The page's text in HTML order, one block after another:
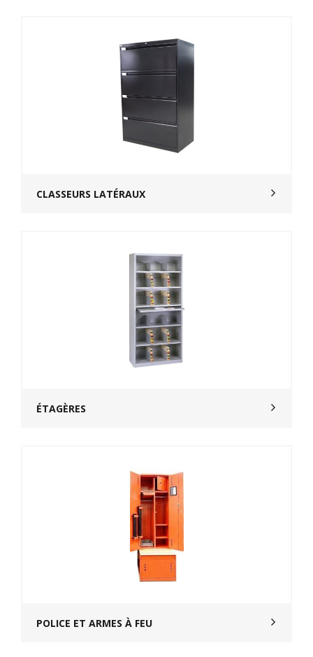
CLASSEURS LATÉRAUX
ÉTAGÈRES
POLICE ET ARMES À FEU